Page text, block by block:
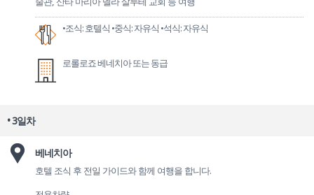
•조식: 호텔식 •중식: 자유식 •석식: 자유식
로롤로죠 베네치아 또는 동급
• 3일차
베네치아
호텔 조식 후 전일 가이드와 함께 여행을 합니다.